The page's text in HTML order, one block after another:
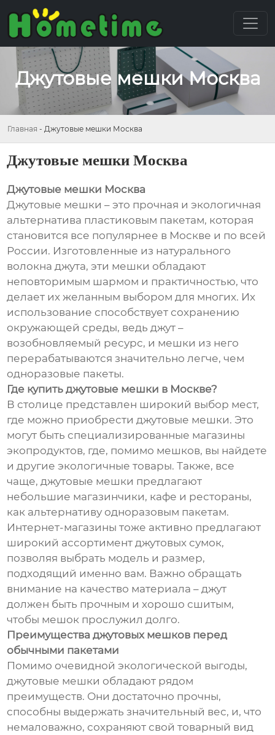
Джутовые мешки Москва
Главная - Джутовые мешки Москва
Джутовые мешки Москва
Джутовые мешки Москва
Джутовые мешки – это прочная и экологичная
альтернатива пластиковым пакетам, которая
становится все популярнее в Москве и по всей
России. Изготовленные из натурального
волокна джута, эти мешки обладают
неповторимым шармом и практичностью, что
делает их желанным выбором для многих. Их
использование способствует сохранению
окружающей среды, ведь джут –
возобновляемый ресурс, и мешки из него
перерабатываются значительно легче, чем
одноразовые пакеты.
Где купить джутовые мешки в Москве?
В столице представлен широкий выбор мест,
где можно приобрести джутовые мешки. Это
могут быть специализированные магазины
экопродуктов, где, помимо мешков, вы найдете
и другие экологичные товары. Также, все
чаще, джутовые мешки предлагают
небольшие магазинчики, кафе и рестораны,
как альтернативу одноразовым пакетам.
Интернет-магазины тоже активно предлагают
широкий ассортимент джутовых сумок,
позволяя выбрать модель и размер,
подходящий именно вам. Важно обращать
внимание на качество материала – джут
должен быть прочным и хорошо сшитым,
чтобы мешок прослужил долго.
Преимущества джутовых мешков перед
обычными пакетами
Помимо очевидной экологической выгоды,
джутовые мешки обладают рядом
преимуществ. Они достаточно прочны,
способны выдержать значительный вес, и, что
немаловажно, сохраняют свой товарный вид